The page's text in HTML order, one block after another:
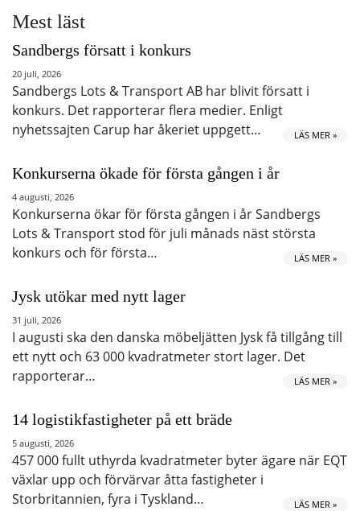
Mest läst
Sandbergs försatt i konkurs
20 juli, 2026
Sandbergs Lots & Transport AB har blivit försatt i
konkurs. Det rapporterar flera medier. Enligt
nyhetssajten Carup har åkeriet uppgett…
LÄS MER »
Konkurserna ökade för första gången i år
4 augusti, 2026
Konkurserna ökar för första gången i år Sandbergs
Lots & Transport stod för juli månads näst största
konkurs och för första…
LÄS MER »
Jysk utökar med nytt lager
31 juli, 2026
I augusti ska den danska möbeljätten Jysk få tillgång till
ett nytt och 63 000 kvadratmeter stort lager. Det
rapporterar…
LÄS MER »
14 logistikfastigheter på ett bräde
5 augusti, 2026
457 000 fullt uthyrda kvadratmeter byter ägare när EQT
växlar upp och förvärvar åtta fastigheter i
Storbritannien, fyra i Tyskland…
LÄS MER »